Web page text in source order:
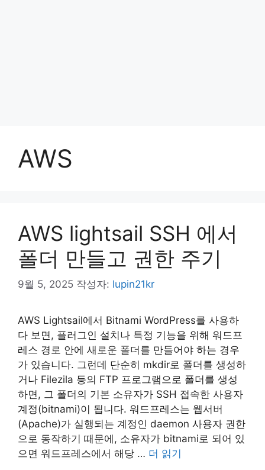
AWS
AWS lightsail SSH 에서
폴더 만들고 권한 주기
9월 5, 2025 작성자: lupin21kr
AWS Lightsail에서 Bitnami WordPress를 사용하
다 보면, 플러그인 설치나 특정 기능을 위해 워드프
레스 경로 안에 새로운 폴더를 만들어야 하는 경우
가 있습니다. 그런데 단순히 mkdir로 폴더를 생성하
거나 Filezila 등의 FTP 프로그램으로 폴더를 생성
하면, 그 폴더의 기본 소유자가 SSH 접속한 사용자
계정(bitnami)이 됩니다. 워드프레스는 웹서버
(Apache)가 실행되는 계정인 daemon 사용자 권한
으로 동작하기 때문에, 소유자가 bitnami로 되어 있
으면 워드프레스에서 해당 … 더 읽기